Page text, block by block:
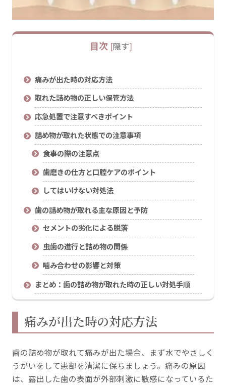
目次 [隠す]
痛みが出た時の対応方法
取れた詰め物の正しい保管方法
応急処置で注意すべきポイント
詰め物が取れた状態での注意事項
食事の際の注意点
歯磨きの仕方と口腔ケアのポイント
してはいけない対処法
歯の詰め物が取れる主な原因と予防
セメントの劣化による脱落
虫歯の進行と詰め物の関係
噛み合わせの影響と対策
まとめ：歯の詰め物が取れた時の正しい対処手順
痛みが出た時の対応方法
歯の詰め物が取れて痛みが出た場合、まず水でやさしく
うがいをして患部を清潔に保ちましょう。痛みの原因
は、露出した歯の表面が外部刺激に敏感になっているた